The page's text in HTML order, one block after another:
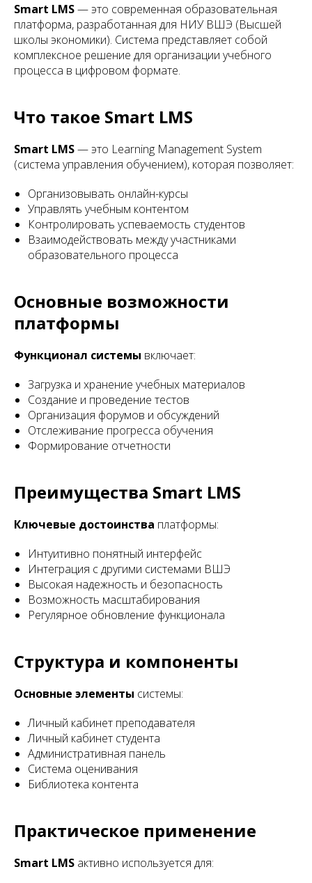
Smart LMS— это современная образовательная
платформа, разработанная для НИУ ВШЭ (Высшей
школы экономики). Система представляет собой
комплексное решение для организации учебного
процесса в цифровом формате.
Что такое Smart LMS
Smart LMS— это Learning Management System
(система управления обучением), которая позволяет:
Организовывать онлайн-курсы
Управлять учебным контентом
Контролировать успеваемость студентов
Взаимодействовать между участниками
образовательного процесса
Основные возможности
платформы
Функционал системы включает:
Загрузка и хранение учебных материалов
Создание и проведение тестов
Организация форумов и обсуждений
Отслеживание прогресса обучения
Формирование отчетности
Преимущества Smart LMS
Ключевые достоинства платформы:
Интуитивно понятный интерфейс
Интеграция с другими системами ВШЭ
Высокая надежность и безопасность
Возможность масштабирования
Регулярное обновление функционала
Структура и компоненты
Основные элементы системы:
Личный кабинет преподавателя
Личный кабинет студента
Административная панель
Система оценивания
Библиотека контента
Практическое применение
Smart LMS активно используется для: